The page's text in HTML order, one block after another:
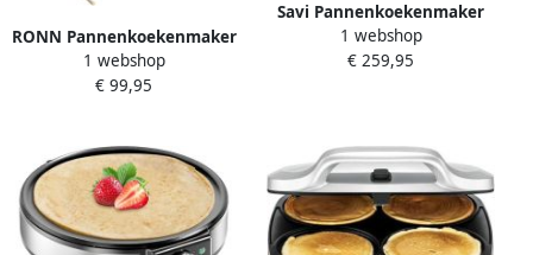
RONN Pannenkoekenmaker
Pancake maker Pannenkoek
Zilver ‎‎33cm x 37cm x 11cm
1 webshop
€ 99,95
Savi Pannenkoekenmaker
Pancake maker Pannenkoek
Zilver ‎32cmx 37cm x 13cm
1 webshop
€ 259,95